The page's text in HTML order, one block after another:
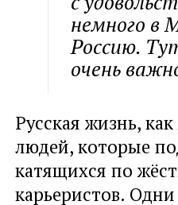
немного в
Россию.
очень
Русская жизнь,
людей, которые
катящихся по
карьеристов.